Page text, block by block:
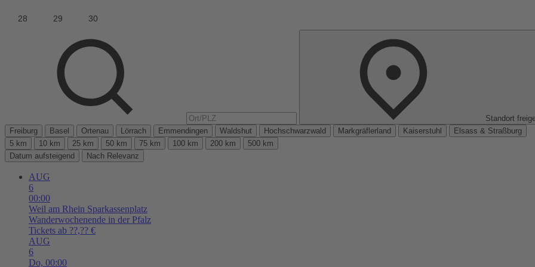
Standort
Freiburg
Basel Ortenau Lörrach Emmendingen Waldshut Hochschwarzwald Markgräflerland Kaiserstuhl
Elsass & Straßburg
5 km
10 km 25 km 50 km 75 km 100 km 200 km
500 km
Datum aufsteigend
Nach Relevanz
AUG
6
00:00
Weil am Rhein Sparkassenplatz
Wanderwochenende in der Pfalz
Tickets ab ??,?? €
AUG
6
Do, 00:00